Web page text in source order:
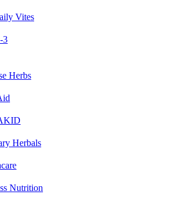
Vites
3
Herbs
Herbals
Nutrition